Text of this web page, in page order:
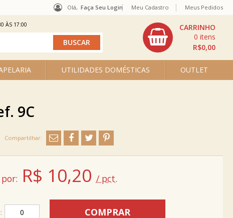
Olá, Faça Seu Login
UTILIDADES DOMÉSTICAS OUTLET
R$0,00
0
Meu Cadastro Meus Pedidos
ÀS 17:00
9C
por: R$ 10,20 / pct.